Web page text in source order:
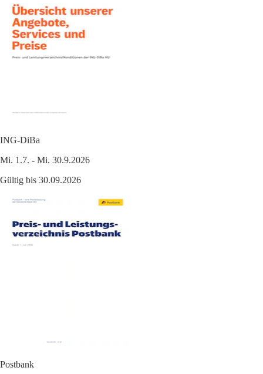
ING-DiBa
Mi. 1.7. - Mi. 30.9.2026
Gültig bis 30.09.2026
Postbank